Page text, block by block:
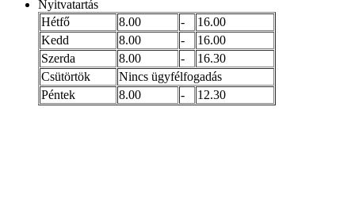
Nyitvatartás
Hétfő
8.00 -
16.00
Kedd
8.00 -
16.00
Szerda
8.00 -
16.30
Csütörtök
Nincs ügyfélfogadás
Péntek
8.00 - 12.30